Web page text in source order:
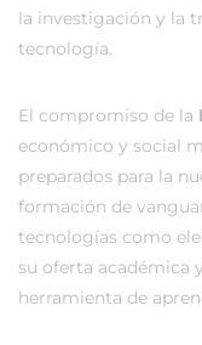
la investigación y la
tecnología.
El compromiso de la
económico y social
preparados para la
formación de
tecnologías como
su oferta académica
herramienta de